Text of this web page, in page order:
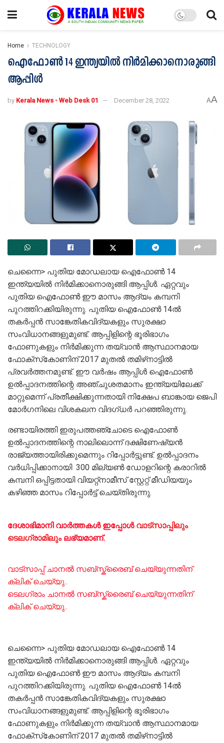
Home TECHNOLOGY
ഐഫോൺ 14 ഇന്ത്യയിൽ നിർമിക്കാനൊരുങ്ങി
ആപ്പിൾ
by Kerala News - Web Desk 01 December 28, 2022 AA
ചെന്നൈ> പുതിയ മോഡലായ ഐഫോൺ 14
ഇന്ത്യയിൽ നിർമിക്കാനൊരുങ്ങി ആപ്പിൾ. ഏറ്റവും
പുതിയ ഐഫോൺ ഈ മാസം ആദ്യം കമ്പനി
പുറത്തിറക്കിയിരുന്നു. പുതിയ ഐഫോൺ 14ൽ
തകർപ്പൻ സാങ്കേതികവിദ്യകളും സുരക്ഷാ
സംവിധാനങ്ങളുമുണ്ട്‌. ആപ്പിളിന്റെ ഭൂരിഭാഗം
ഫോണുകളും നിർമിക്കുന്ന തയ്‌വാൻ ആസ്ഥാനമായ
ഫോക്‌സ്‌കോണിന് 2017 മുതൽ തമിഴ്‌നാട്ടിൽ
പ്രവർത്തനമുണ്ട്. ഈ വർഷം ആപ്പിൾ ഐഫോൺ
ഉൽപ്പാദനത്തിന്റെ അഞ്ചുശതമാനം ഇന്ത്യയിലേക്ക്
മാറ്റുമെന്ന് പ്രതീക്ഷിക്കുന്നതായി നിക്ഷേപ ബാങ്കായ ജെപി
മോർഗനിലെ വിശകലന വിദഗ്ധ‌ർ പറഞ്ഞിരുന്നു.
രണ്ടായിരത്തി ഇരുപത്തഞ്ചോടെ ഐഫോൺ
ഉൽപ്പാദനത്തിന്റെ നാലിലൊന്ന് ദക്ഷിണേഷ്യൻ
രാജ്യത്തായിരിക്കുമെന്നും റിപ്പോർട്ടുണ്ട്‌. ഉൽപ്പാദനം
വർധിപ്പിക്കാനായി 300 മില്യൺ ഡോളറിന്റെ കരാറിൽ
കമ്പനി ഒപ്പിട്ടതായി വിയറ്റ്നാമീസ് സ്റ്റേറ്റ് മീഡിയയും
കഴിഞ്ഞ മാസം റിപ്പോർട്ട് ചെയ്‌തിരുന്നു.
ദേശാഭിമാനി വാർത്തകൾ ഇപ്പോള്‍ വാട്സാപ്പിലും
ടെലഗ്രാമിലും ലഭ്യമാണ്‌.
വാട്സാപ്പ് ചാനൽ സബ്സ്ക്രൈബ് ചെയ്യുന്നതിന്
ക്ലിക് ചെയ്യു..
ടെലഗ്രാം ചാനൽ സബ്സ്ക്രൈബ് ചെയ്യുന്നതിന്
ക്ലിക് ചെയ്യു..
ചെന്നൈ> പുതിയ മോഡലായ ഐഫോൺ 14
ഇന്ത്യയിൽ നിർമിക്കാനൊരുങ്ങി ആപ്പിൾ. ഏറ്റവും
പുതിയ ഐഫോൺ ഈ മാസം ആദ്യം കമ്പനി
പുറത്തിറക്കിയിരുന്നു. പുതിയ ഐഫോൺ 14ൽ
തകർപ്പൻ സാങ്കേതികവിദ്യകളും സുരക്ഷാ
സംവിധാനങ്ങളുമുണ്ട്‌. ആപ്പിളിന്റെ ഭൂരിഭാഗം
ഫോണുകളും നിർമിക്കുന്ന തയ്‌വാൻ ആസ്ഥാനമായ
ഫോക്‌സ്‌കോണിന് 2017 മുതൽ തമിഴ്‌നാട്ടിൽ